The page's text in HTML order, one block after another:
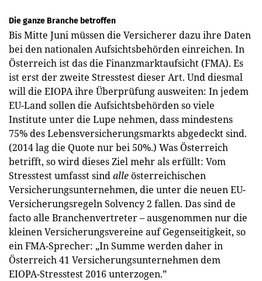
Die ganze Branche betroffen
Bis Mitte Juni müssen die Versicherer dazu ihre Daten
bei den nationalen Aufsichtsbehörden einreichen. In
Österreich ist das die Finanzmarktaufsicht (FMA). Es
ist erst der zweite Stresstest dieser Art. Und diesmal
will die EIOPA ihre Überprüfung ausweiten: In jedem
EU-Land sollen die Aufsichtsbehörden so viele
Institute unter die Lupe nehmen, dass mindestens
75% des Lebensversicherungsmarkts abgedeckt sind.
(2014 lag die Quote nur bei 50%.) Was Österreich
betrifft, so wird dieses Ziel mehr als erfüllt: Vom
Stresstest umfasst sindalle­österreichischen
Versicherungsunternehmen, die unter die neuen EU-
Versicherungsregeln Solvency 2 fallen. Das sind de
facto alle Branchenvertreter – ausgenommen nur die
kleinen Versicherungsvereine auf Gegenseitigkeit, so
ein FMA-Sprecher: „In Summe werden daher in
Österreich 41 Versicherungsunternehmen dem
EIOPA-Stresstest 2016 unter­zogen.”